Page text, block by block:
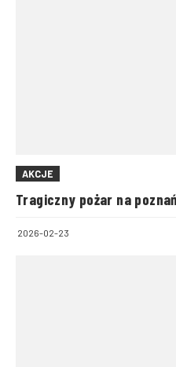
AKCJE
Tragiczny pożar na
2026-02-23